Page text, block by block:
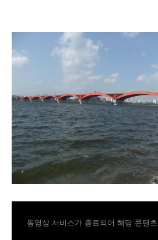
동영상 서비스가 종료되어 해당 콘텐